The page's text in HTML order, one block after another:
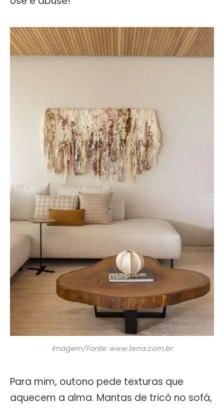
Imagem/Fonte: www.terra.com.br
Para mim, outono pede texturas que
aquecem a alma. Mantas de tricô no sofá,